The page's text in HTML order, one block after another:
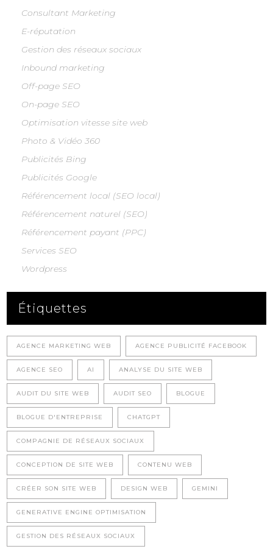
Consultant Marketing
E-réputation
Gestion des réseaux sociaux
Inbound marketing
Off-page SEO
On-page SEO
Optimisation vitesse site web
Photo & Vidéo 360
Publicités Bing
Publicités Google
Référencement local (SEO local)
Référencement naturel (SEO)
Référencement payant (PPC)
Services SEO
Wordpress
Étiquettes
AGENCE MARKETING WEB AGENCE PUBLICITÉ FACEBOOK
AGENCE SEO AI ANALYSE DU SITE WEB
AUDIT DU SITE WEB AUDIT SEO BLOGUE
BLOGUE D'ENTREPRISE CHATGPT
COMPAGNIE DE RÉSEAUX SOCIAUX
CONCEPTION DE SITE WEB CONTENU WEB
CRÉER SON SITE WEB DESIGN WEB GEMINI
GENERATIVE ENGINE OPTIMISATION
GESTION DES RÉSEAUX SOCIAUX